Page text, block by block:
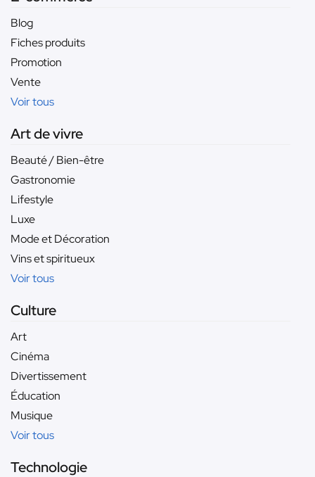
Blog
Fiches produits
Promotion
Vente
Voir tous
Art de vivre
Beauté / Bien-être
Gastronomie
Lifestyle
Luxe
Mode et Décoration
Vins et spiritueux
Voir tous
Culture
Art
Cinéma
Divertissement
Éducation
Musique
Voir tous
Technologie